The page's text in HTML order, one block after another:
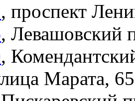
, проспект
, Левашовский
,
Марата, 65